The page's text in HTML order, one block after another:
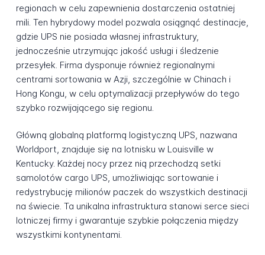
regionach w celu zapewnienia dostarczenia ostatniej
mili. Ten hybrydowy model pozwala osiągnąć destinacje,
gdzie UPS nie posiada własnej infrastruktury,
jednocześnie utrzymując jakość usługi i śledzenie
przesyłek. Firma dysponuje również regionalnymi
centrami sortowania w Azji, szczególnie w Chinach i
Hong Kongu, w celu optymalizacji przepływów do tego
szybko rozwijającego się regionu.
Główną globalną platformą logistyczną UPS, nazwana
Worldport, znajduje się na lotnisku w Louisville w
Kentucky. Każdej nocy przez nią przechodzą setki
samolotów cargo UPS, umożliwiając sortowanie i
redystrybucję milionów paczek do wszystkich destinacji
na świecie. Ta unikalna infrastruktura stanowi serce sieci
lotniczej firmy i gwarantuje szybkie połączenia między
wszystkimi kontynentami.